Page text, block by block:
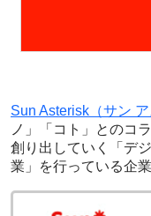
Sun Asterisk（サン ア
ノ」「コト」とのコ
創り出していく「デ
業」を行っている企業